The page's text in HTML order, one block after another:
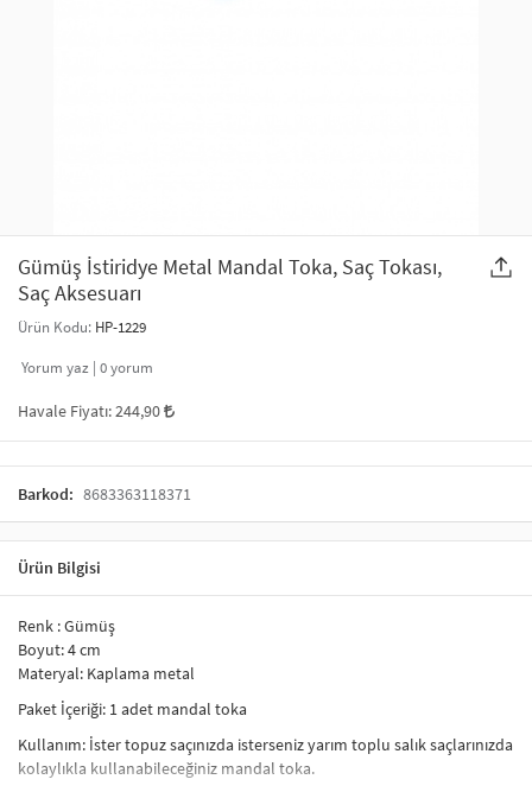
ŞAL VE FULAR
ODA KOKUSU VE MUM
Gümüş İstiridye Metal Mandal Toka, Saç Tokası,
Saç Aksesuarı
Ürün Kodu: HP-1229
Yorum yaz | 0yorum
Havale Fiyatı:244,90
Barkod: 8683363118371
Ürün Bilgisi
Renk : Gümüş
Boyut: 4 cm
Materyal: Kaplama metal
Paket İçeriği: 1 adet mandal toka
Kullanım: İster topuz saçınızda isterseniz yarım toplu salık saçlarınızda
kolaylıkla kullanabileceğiniz mandal toka.